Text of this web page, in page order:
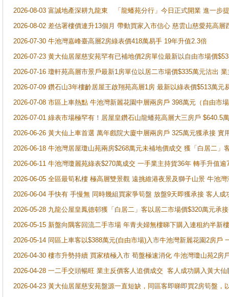
2026-08-03 富誠地產深耕九龍東 「龍蟠苑分行」今日正式開業 進一步
2026-08-02 差估署樓價連升13個月 帶動買家入市信心 慈雲山慈愛苑高層
2026-07-30 牛池灣嘉峰臺高層2房綠表價418萬易手 19年升值2.3倍
2026-07-23 黄大仙居屋慈安苑罕有已補地價2房單位最新以自由市場價
2026-07-16 瓊軒苑高層市景戶最新1房單位以居二市場價$335萬元沽出
2026-07-09 鑽石山3年樓齡居屋王啟翔苑高層1房 最新以綠表價$513萬元
2026-07-08 市區上車熱點 牛池灣新麗花園中層兩房戶 398萬元（自由市
2026-07-01 綠表市場極罕有！居屋皇鑽石山龍蟠苑高層大三房戶
2026-06-26 黃大仙上車首選 萬年戲院大廈中層兩房戶 325萬元獲承接 實
2026-06-18 牛池灣居屋瓊山苑兩房$268萬元未補地價成交 獲「白居二」
2026-06-11 牛池灣瓊麗苑綠表$270萬成交 一手業主持貨36年 轉手升值逾
2026-06-05 全區最筍私樓 極高層雙景觀 遠挑維港夜景及獅子山景 牛池
2026-06-04 手快有 手慢無 同時幾組買家爭筍盤 放盤9天即獲承接 客人
2026-05-28 九龍公屋皇鳳德邨獲「白居二」客以居二市場價$320萬元承接
2026-05-15 新盤向隅客回流二手市場 年青夫婦無樓睇下購入連租約半新
2026-05-14 同區上車客以$388萬元(自由市場)入市牛池灣新麗花園2房戶
2026-04-30 樓市升勢持續 買家積極入市 荀盤極速消化 牛池灣瓊山苑2房
2026-04-28 一二手交頭暢旺 業主反價客人追價成交 客人成功購入黃大
2026-04-23 黃大仙居屋慈安苑盤源一直短缺，同區客即睇即買2房筍盤，